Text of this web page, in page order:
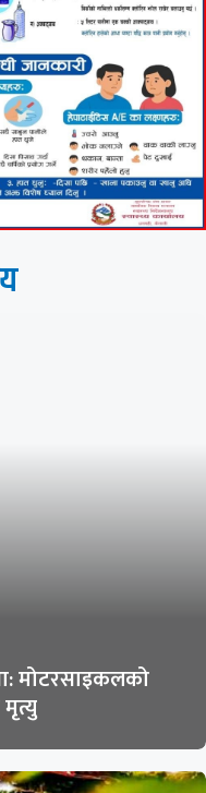
मोटरसाइकलको